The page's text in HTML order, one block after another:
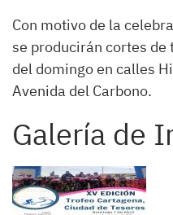
Con motivo de la
se producirán cortes
del domingo en calles
Avenida del Carbono.
Galería de